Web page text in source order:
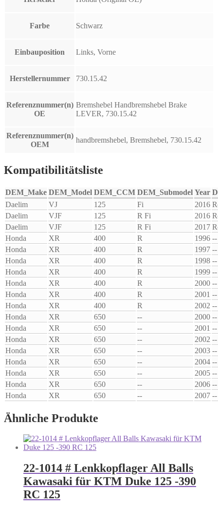
Farbe Schwarz
Einbauposition Links, Vorne
Herstellernummer 730.15.42
Referenznummer(n)
OE
Bremshebel Handbremshebel Brake
LEVER, 730.15.42
Referenznummer(n)
OEM
handbremshebel, Bremshebel, 730.15.42
Kompatibilitätsliste
DEM_Make DEM_Model DEM_CCM DEM_Submodel Year
Daelim
VJ 125 Fi 2016
Daelim
VJF 125 R Fi 2016
Daelim
VJF 125 R Fi 2017
Honda
XR 400 R 1996 --
Honda
XR 400 R 1997 --
Honda
XR 400 R 1998 --
Honda
XR 400 R 1999 --
Honda
XR 400 R 2000 --
Honda
XR 400 R 2001 --
Honda
XR 400 R 2002 --
Honda
XR 650 -- 2000 --
Honda
XR 650 -- 2001 --
Honda
XR 650 -- 2002 --
Honda
XR 650 -- 2003 --
Honda
XR 650 -- 2004 --
Honda
XR 650 -- 2005 --
Honda
XR 650 -- 2006 --
Honda
XR 650 -- 2007 --
Ähnliche Produkte
22-1014 # Lenkkopflager All Balls
Kawasaki für KTM Duke 125 -390
RC 125